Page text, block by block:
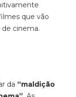
que vão
cinema.
da “maldição